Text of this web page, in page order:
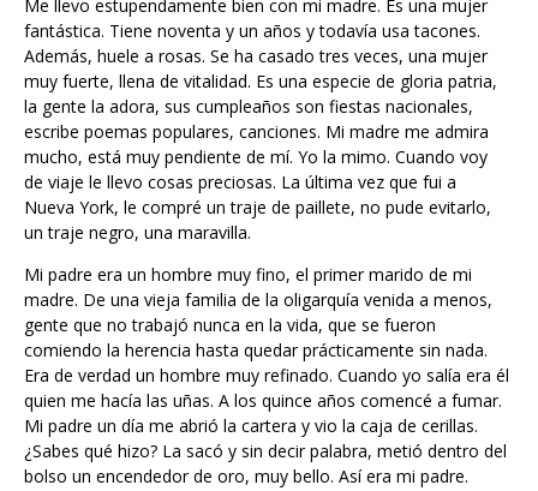
Me llevo estupendamente bien con mi madre. Es una mujer
fantástica. Tiene noventa y un años y todavía usa tacones.
Además, huele a rosas. Se ha casado tres veces, una mujer
muy fuerte, llena de vitalidad. Es una especie de gloria patria,
la gente la adora, sus cumpleaños son fiestas nacionales,
escribe poemas populares, canciones. Mi madre me admira
mucho, está muy pendiente de mí. Yo la mimo. Cuando voy
de viaje le llevo cosas preciosas. La última vez que fui a
Nueva York, le compré un traje de paillete, no pude evitarlo,
un traje negro, una maravilla.
Mi padre era un hombre muy fino, el primer marido de mi
madre. De una vieja familia de la oligarquía venida a menos,
gente que no trabajó nunca en la vida, que se fueron
comiendo la herencia hasta quedar prácticamente sin nada.
Era de verdad un hombre muy refinado. Cuando yo salía era él
quien me hacía las uñas. A los quince años comencé a fumar.
Mi padre un día me abrió la cartera y vio la caja de cerillas.
¿Sabes qué hizo? La sacó y sin decir palabra, metió dentro del
bolso un encendedor de oro, muy bello. Así era mi padre.